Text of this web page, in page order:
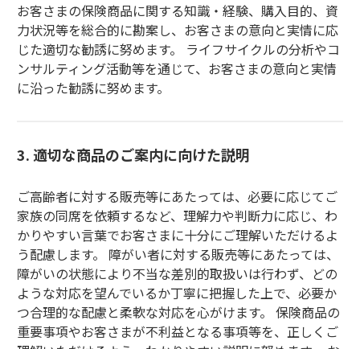
お客さまの保険商品に関する知識・経験、購入目的、資
力状況等を総合的に勘案し、お客さまの意向と実情に応
じた適切な勧誘に努めます。 ライフサイクルの分析やコ
ンサルティング活動等を通じて、お客さまの意向と実情
に沿った勧誘に努めます。
3. 適切な商品のご案内に向けた説明
ご高齢者に対する販売等にあたっては、必要に応じてご
家族の同席を依頼するなど、理解力や判断力に応じ、わ
かりやすい言葉でお客さまに十分にご理解いただけるよ
う配慮します。 障がい者に対する販売等にあたっては、
障がいの状態により不当な差別的取扱いは行わず、どの
ような対応を望んでいるか丁寧に把握した上で、必要か
つ合理的な配慮と柔軟な対応を心がけます。 保険商品の
重要事項やお客さまが不利益となる事項等を、正しくご